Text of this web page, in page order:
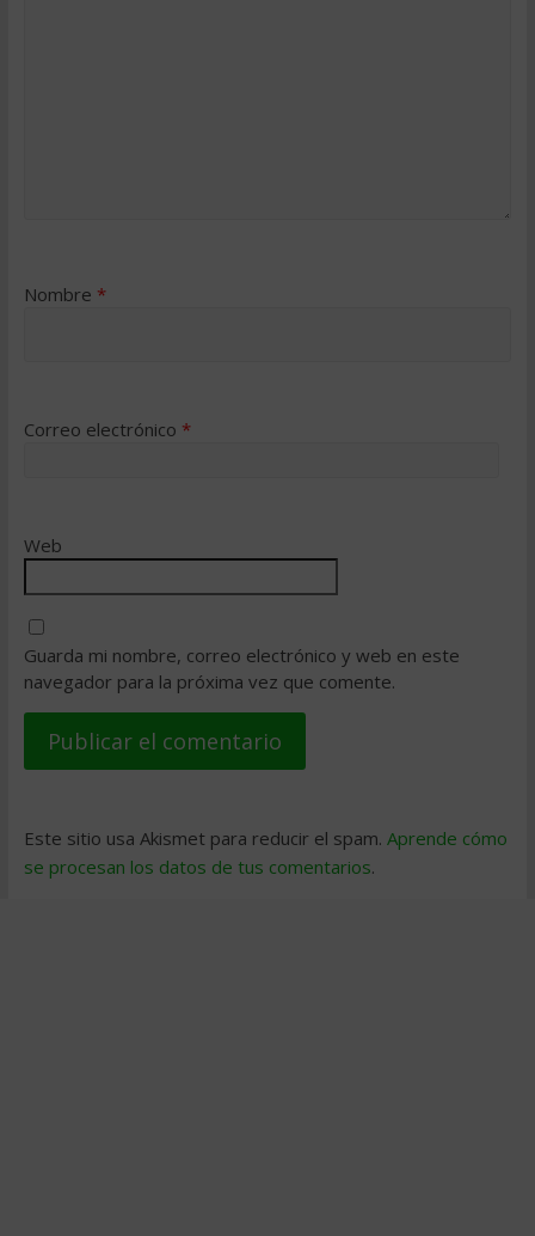
Nombre *
Correo electrónico *
Web
Guarda mi nombre, correo electrónico y web en este
navegador para la próxima vez que comente.
Este sitio usa Akismet para reducir el spam. Aprende cómo
se procesan los datos de tus comentarios.